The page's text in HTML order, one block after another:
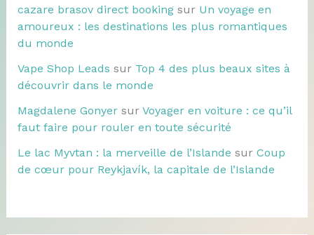
cazare brasov direct bookingsur Un voyage en
amoureux : les destinations les plus romantiques
du monde
Vape Shop Leads sur Top 4 des plus beaux sites à
découvrir dans le monde
Magdalene Gonyersur Voyager en voiture : ce qu’il
faut faire pour rouler en toute sécurité
Le lac Myvtan : la merveille de l’Islande sur Coup
de cœur pour Reykjavík, la capitale de l’Islande